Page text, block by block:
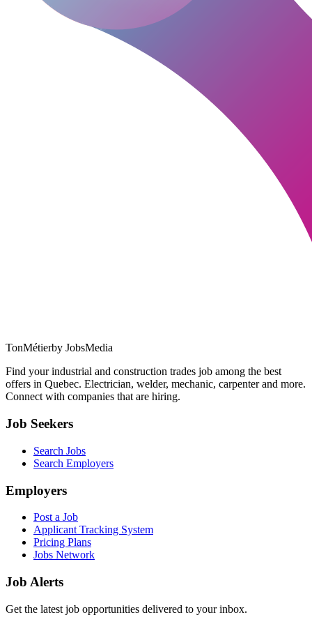
TonMétierby JobsMedia
Find your industrial and construction trades job among the best
offers in Quebec. Electrician, welder, mechanic, carpenter and more.
Connect with companies that are hiring.
Job Seekers
Search Jobs
Search Employers
Employers
Post a Job
Applicant Tracking System
Pricing Plans
Jobs Network
Job Alerts
Get the latest job opportunities delivered to your inbox.